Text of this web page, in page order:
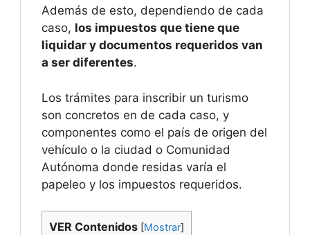
Además de esto, dependiendo de cada
caso, los impuestos que tiene que
liquidar y documentos requeridos van
a ser diferentes.
Los trámites para inscribir un turismo
son concretos en de cada caso, y
componentes como el país de origen del
vehículo o la ciudad o Comunidad
Autónoma donde residas varía el
papeleo y los impuestos requeridos.
VER Contenidos [Mostrar]